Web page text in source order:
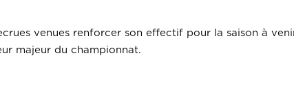
venues renforcer son effectif pour la saison à
majeur du championnat.